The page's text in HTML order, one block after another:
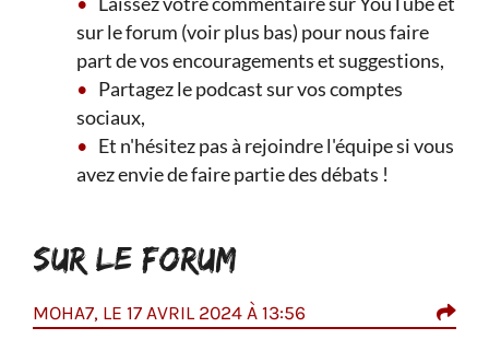
sur le forum (voir plus bas) pour nous faire
part de vos encouragements et suggestions,
Partagez le podcast sur vos comptes
sociaux,
Et n'hésitez pas à rejoindre l'équipe si vous
avez envie de faire partie des débats !
SUR LE FORUM
MOHA7, LE 17 AVRIL 2024 À 13:56